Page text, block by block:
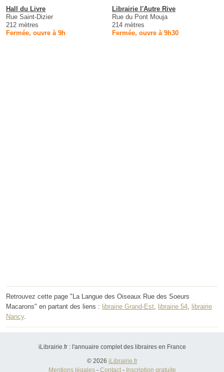
Hall du Livre
Rue Saint-Dizier
212 mètres
Fermée, ouvre à 9h
Librairie l'Autre Rive
Rue du Pont Mouja
214 mètres
Fermée, ouvre à 9h30
Retrouvez cette page "La Langue des Oiseaux Rue des Soeurs
Macarons" en partant des liens : librairie Grand-Est librairie 54 librairie
Nancy.
iLibrairie.fr : l'annuaire complet des libraires en France
© 2026 iLibrairie.fr
Mentions légales- Contact- Inscription gratuite